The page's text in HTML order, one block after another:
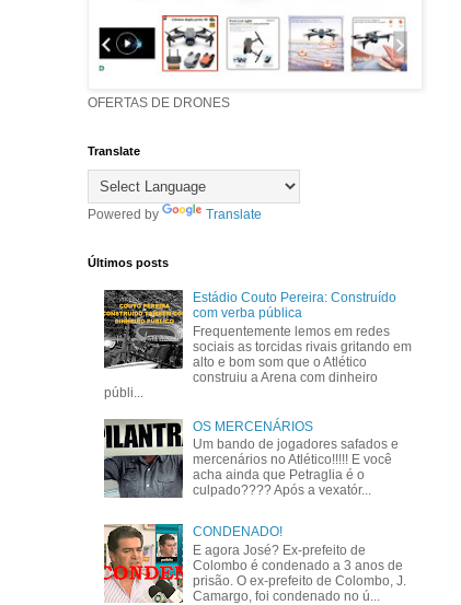
OFERTAS DE DRONES
Translate
Powered by Translate
Últimos posts
Estádio Couto Pereira: Construído
com verba pública
Frequentemente lemos em redes
sociais as torcidas rivais gritando em
alto e bom som que o Atlético
construiu a Arena com dinheiro
públi...
OS MERCENÁRIOS
Um bando de jogadores safados e
mercenários no Atlético!!!!! E você
acha ainda que Petraglia é o
culpado???? Após a vexatór...
CONDENADO!
E agora José? Ex-prefeito de
Colombo é condenado a 3 anos de
prisão. O ex-prefeito de Colombo, J.
Camargo, foi condenado no ú...